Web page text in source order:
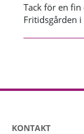
Tack för en
Fritidsgården i
KONTAKT